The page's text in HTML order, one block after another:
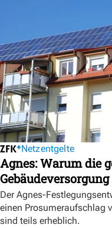
Netzentgelte
Agnes: Warum die
Der Agnes-
einen Prosumeraufschlag
sind teils erheblich.